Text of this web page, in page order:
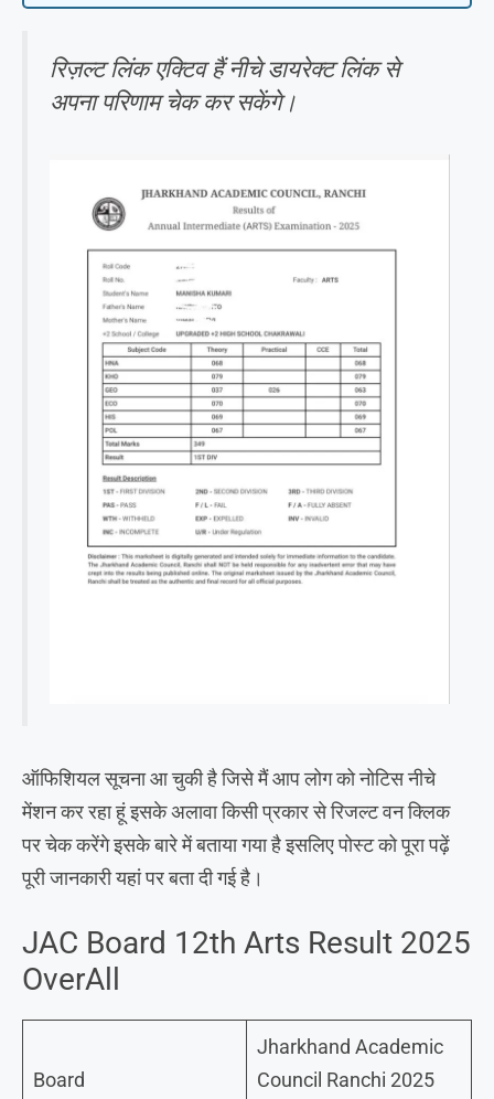
रिज़ल्ट लिंक एक्टिव हैं नीचे डायरेक्ट लिंक से
अपना परिणाम चेक कर सकेंगे।
ऑफिशियल सूचना आ चुकी है जिसे मैं आप लोग को नोटिस नीचे
मेंशन कर रहा हूं इसके अलावा किसी प्रकार से रिजल्ट वन क्लिक
पर चेक करेंगे इसके बारे में बताया गया है इसलिए पोस्ट को पूरा पढ़ें
पूरी जानकारी यहां पर बता दी गई है।
JAC Board 12th Arts Result 2025
OverAll
Board
Jharkhand Academic
Council Ranchi 2025